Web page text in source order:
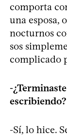
comporta
una esposa, o
nocturnos
sos
complicado
-
escribiendo?
-Sí, lo hice.